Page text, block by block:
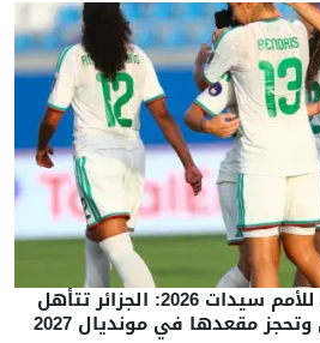
كرة القدم/كاس إفريقيا للأمم سيدات 2026: الجزائر تتأهل
مقعدها في مونديال 2027